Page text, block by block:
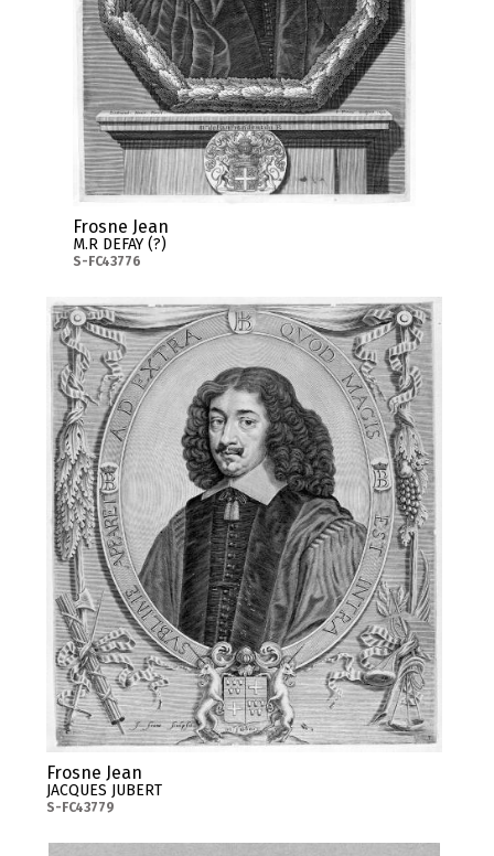
Frosne Jean
M.R DEFAY (?)
S-FC43776
Frosne Jean
JACQUES JUBERT
S-FC43779